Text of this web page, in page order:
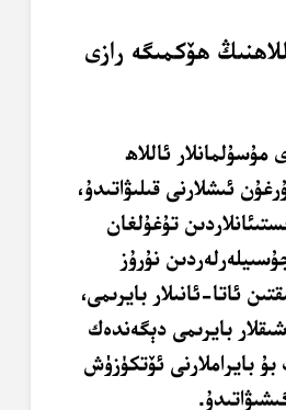
ھۆكمىگە رازى
مۇسۇلمانلار ئاللاھ
ئىشلارنى قىلىۋاتىدۇ،
تۇغۇلغان
نۇرۇز
ئاتا-ئانىلار بايرىمى،
بايرىمى دېگەندەك
بۇ بايراملارنى ئۆتكۈزۈش